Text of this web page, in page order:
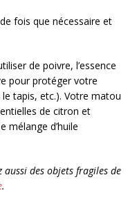
fois que nécessaire et
de poivre, l’essence
pour protéger votre
tapis, etc.). Votre matou
de citron et
mélange d’huile
aussi des objets fragiles de
.